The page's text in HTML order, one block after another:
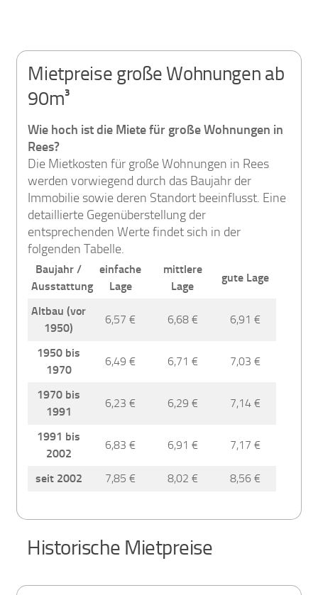
Mietpreise große Wohnungen ab
90m³
Wie hoch ist die Miete für große Wohnungen in
Rees?
Die Mietkosten für große Wohnungen in Rees
werden vorwiegend durch das Baujahr der
Immobilie sowie deren Standort beeinflusst. Eine
detaillierte Gegenüberstellung der
entsprechenden Werte findet sich in der
folgenden Tabelle.
Baujahr /
Ausstattung
einfache
Lage
mittlere
Lage
gute Lage
Altbau (vor
1950)
6,57 € 6,68 € 6,91 €
1950 bis
1970
6,49 € 6,71 € 7,03 €
1970 bis
1991
6,23 € 6,29 € 7,14 €
1991 bis
2002
6,83 € 6,91 € 7,17 €
seit 2002 7,85 € 8,02 € 8,56 €
Historische Mietpreise